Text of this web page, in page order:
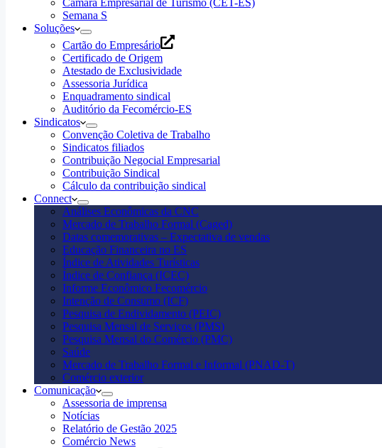
Câmara Empresarial de Turismo (CET-ES)
Semana S
Soluções
Cartão do Empresário
Certificado de Origem
Atestado de Exclusividade
Assessoria Jurídica
Enquadramento sindical
Auditório da Fecomércio-ES
Sindicatos
Convenção Coletiva de Trabalho
Sindicatos filiados
Contribuição Negocial Empresarial
Contribuição Sindical
Cálculo da contribuição sindical
Connect
Análises Econômicas da CNC
Mercado de Trabalho Formal (Caged)
Datas comemorativas – Expectativa de vendas
Educação Financeira no ES
Índice de Atividades Turísticas
Índice de Confiança (ICEC)
Informe Econômico Fecomércio
Intenção de Consumo (ICF)
Pesquisa de Endividamento (PEIC)
Pesquisa Mensal de Serviços (PMS)
Pesquisa Mensal do Comércio (PMC)
Saúde
Mercado de Trabalho Formal e Informal (PNAD-T)
Comércio exterior
Comunicação
Assessoria de imprensa
Notícias
Relatório de Gestão 2025
Comércio News